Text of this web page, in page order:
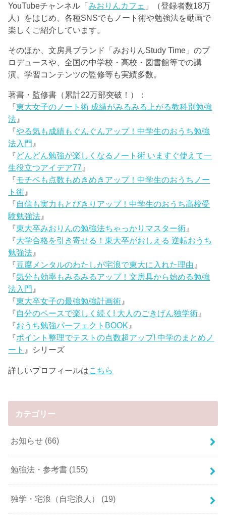
YouTubeチャンネル「みおりんカフェ 」（登録者数18万
人）をはじめ、各種SNSでもノート術や勉強法を動画で
楽しくご紹介しています。
そのほか、文房具ブランド「みおりんStudy Time」のプ
ロデュースや、全国の中学校・高校・図書館等での講
演、学習コンテンツの監修等も実績多数。
著書・監修書（累計22万部突破！）：
『東大女子のノート術 成績がみるみる上がる教科別勉強
法 』
『やる気も成績もぐんぐんアップ！中学生のおうち勉強
法入門 』
『どんどん勉強が楽しくなるノート術 いますぐ使えて一
生役立つアイデア77 』
『モチベも点数もめきめきアップ！中学生のおうちノー
ト術 』
『自信も実力もとびきりアップ！中学生のおうち高校受
験勉強法 』
『東大卒みおりんの勉強法ちゃっかりマスター術 』
『大学合格を引き寄せる！東大卒がおしえる 逆転おうち
勉強法 』
『豆腐メンタルのわたしが宅浪で東大に入れた理由 』
『気分も効率もみるみるアップ！文房具から始める勉強
法入門 』
『東大卒女子の最強勉強計画術 』
『自分のペースで楽しく続く! 大人のごきげん独学術 』
『おうち勉強パーフェクトBOOK 』
『ポイント整理でテストの点数超アップ! 中学のまとめノ
ート 』シリーズ
詳しいプロフィールはこちら
カテゴリー
お知らせ (66)
勉強法・参考書 (155)
独学・宅浪（自宅浪人） (19)